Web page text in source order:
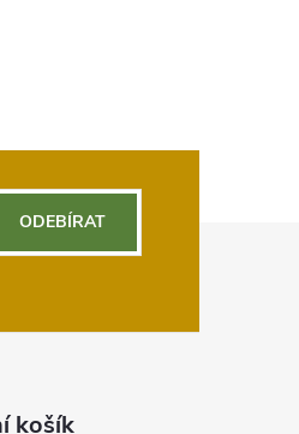
ODEBÍRAT
košík